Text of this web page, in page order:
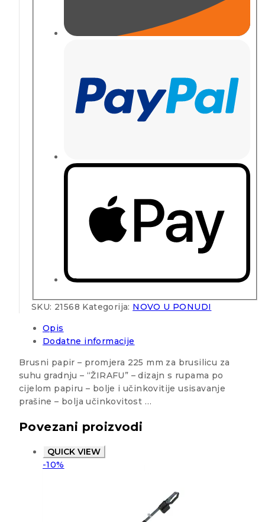
SKU: 21568 Kategorija: NOVO U PONUDI
Opis
Dodatne informacije
Brusni papir – promjera 225 mm za brusilicu za
suhu gradnju – “ŽIRAFU” – dizajn s rupama po
cijelom papiru – bolje i učinkovitije usisavanje
prašine – bolja učinkovitost …
Povezani proizvodi
QUICK VIEW
-10%